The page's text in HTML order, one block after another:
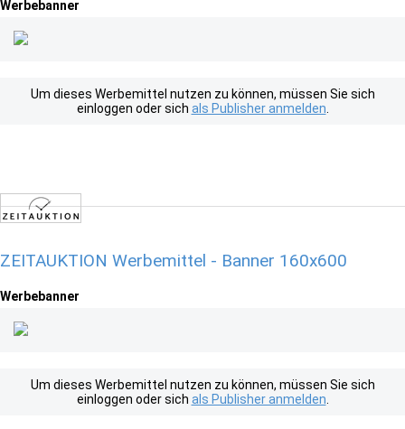
Werbebanner
Um dieses Werbemittel nutzen zu können, müssen Sie sich
einloggen oder sich als Publisher anmelden
ZEITAUKTION Werbemittel - Banner 160x600
Werbebanner
Um dieses Werbemittel nutzen zu können, müssen Sie sich
einloggen oder sich als Publisher anmelden